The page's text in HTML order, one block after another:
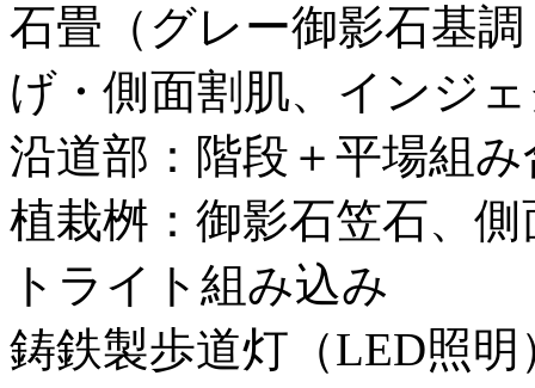
石畳（グレー御影石基
げ・側面割肌、インジ
沿道部：階段＋平場組
植栽桝：御影石笠石、
トライト組み込み
鋳鉄製歩道灯（LED照明